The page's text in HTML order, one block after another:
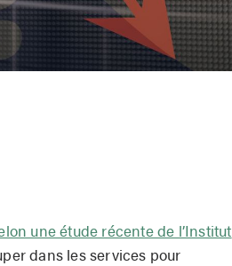
une étude récente de l’Institut
dans les services pour